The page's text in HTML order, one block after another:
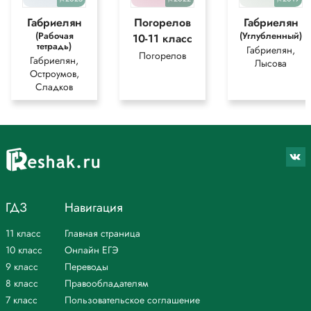
Габриелян
(Рабочая
тетрадь)
Габриелян,
Остроумов,
Сладков
Погорелов
10-11 класс
Погорелов
Габриелян
(Углубленный)
Габриелян,
Лысова
ГДЗ
11 класс
10 класс
9 класс
8 класс
7 класс
Навигация
Главная страница
Онлайн ЕГЭ
Переводы
Правообладателям
Пользовательское соглашение